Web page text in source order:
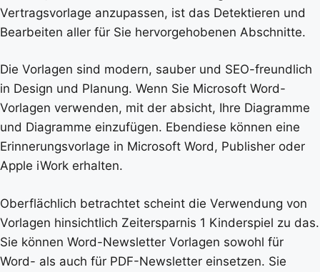
Vertragsvorlage anzupassen, ist das Detektieren und
Bearbeiten aller für Sie hervorgehobenen Abschnitte.
Die Vorlagen sind modern, sauber und SEO-freundlich
in Design und Planung. Wenn Sie Microsoft Word-
Vorlagen verwenden, mit der absicht, Ihre Diagramme
und Diagramme einzufügen. Ebendiese können eine
Erinnerungsvorlage in Microsoft Word, Publisher oder
Apple iWork erhalten.
Oberflächlich betrachtet scheint die Verwendung von
Vorlagen hinsichtlich Zeitersparnis 1 Kinderspiel zu das.
Sie können Word-Newsletter Vorlagen sowohl für
Word- als auch für PDF-Newsletter einsetzen. Sie